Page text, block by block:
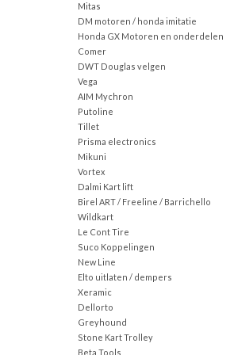
Mitas
DM motoren / honda imitatie
Honda GX Motoren en onderdelen
Comer
DWT Douglas velgen
Vega
AIM Mychron
Putoline
Tillet
Prisma electronics
Mikuni
Vortex
Dalmi Kart lift
Birel ART / Freeline / Barrichello
Wildkart
Le Cont Tire
Suco Koppelingen
New Line
Elto uitlaten / dempers
Xeramic
Dellorto
Greyhound
Stone Kart Trolley
Beta Tools